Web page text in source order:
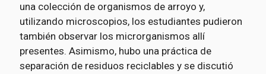
una colección de organismos de arroyo y,
utilizando microscopios, los estudiantes pudieron
también observar los microrganismos allí
presentes. Asimismo, hubo una práctica de
separación de residuos reciclables y se discutió